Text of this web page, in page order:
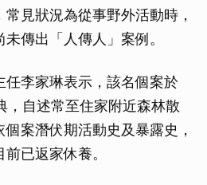
見狀況為從事野外活動時，
傳出「人傳人」案例。
任李家琳表示，該名個案於
自述常至住家附近森林散
案潛伏期活動史及暴露史，
已返家休養。